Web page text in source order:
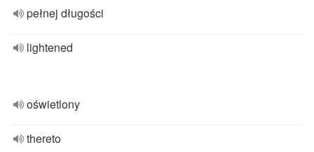
pełnej długości
lightened
oświetlony
thereto